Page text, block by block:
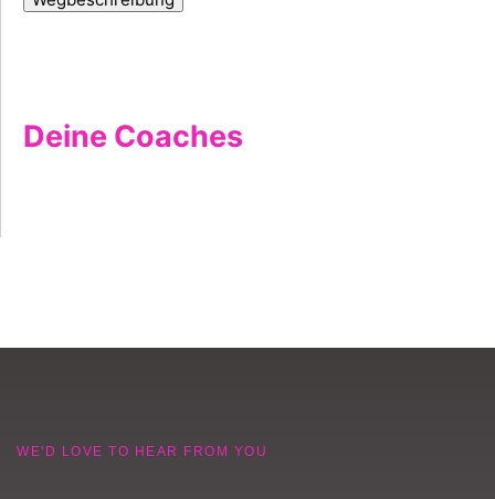
Deine Coaches
WE'D LOVE TO HEAR FROM YOU